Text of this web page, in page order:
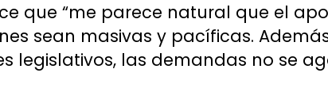
que “me parece natural que el
sean masivas y pacíficas.
legislativos, las demandas no se